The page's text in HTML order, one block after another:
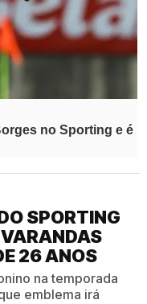
SPORTING
26 ANOS
na temporada
emblema irá